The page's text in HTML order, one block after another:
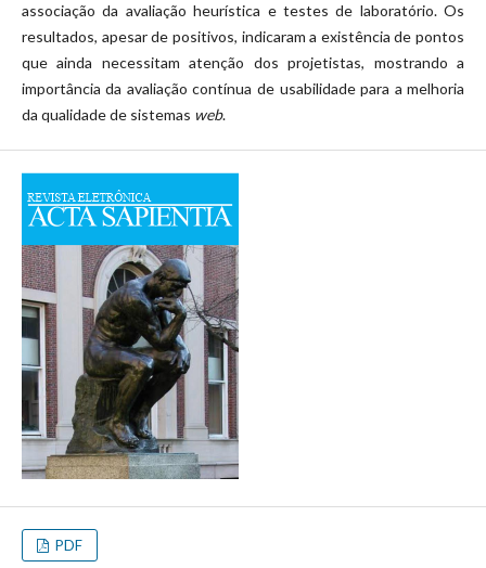
associação da avaliação heurística e testes de laboratório. Os
resultados, apesar de positivos, indicaram a existência de pontos
que ainda necessitam atenção dos projetistas, mostrando a
importância da avaliação contínua de usabilidade para a melhoria
da qualidade de sistemas web.
PDF